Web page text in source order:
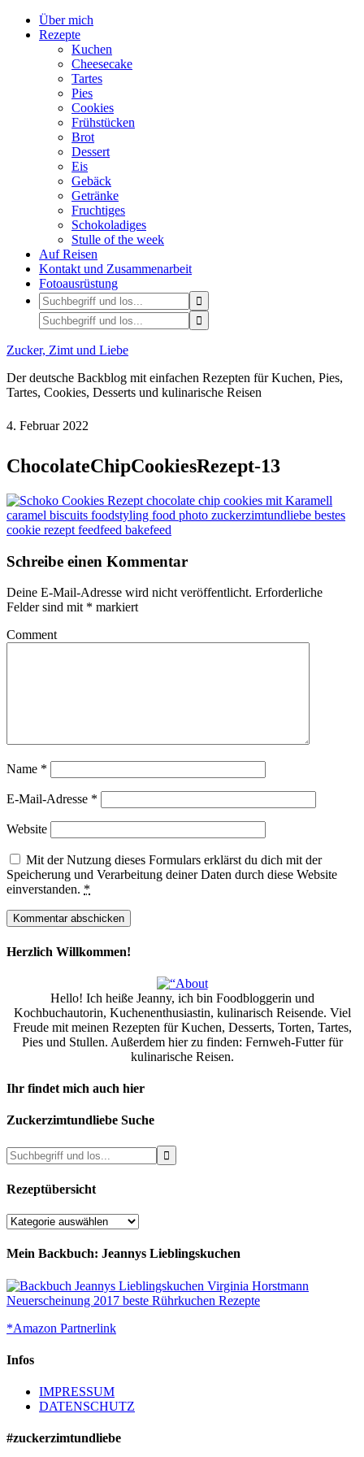
Über mich
Rezepte
Kuchen
Cheesecake
Tartes
Pies
Cookies
Frühstücken
Brot
Dessert
Eis
Gebäck
Getränke
Fruchtiges
Schokoladiges
Stulle of the week
Auf Reisen
Kontakt und Zusammenarbeit
Fotoausrüstung
Zucker, Zimt und Liebe
Der deutsche Backblog mit einfachen Rezepten für Kuchen, Pies,
Tartes, Cookies, Desserts und kulinarische Reisen
4. Februar 2022
ChocolateChipCookiesRezept-13
Schreibe einen Kommentar
Deine E-Mail-Adresse wird nicht veröffentlicht. Erforderliche
Felder sind mit * markiert
Comment
Name *
E-Mail-Adresse *
Website
Mit der Nutzung dieses Formulars erklärst du dich mit der
Speicherung und Verarbeitung deiner Daten durch diese Website
einverstanden. *
Herzlich Willkommen!
Hello! Ich heiße Jeanny, ich bin Foodbloggerin und
Kochbuchautorin, Kuchenenthusiastin, kulinarisch Reisende. Viel
Freude mit meinen Rezepten für Kuchen, Desserts, Torten, Tartes,
Pies und Stullen. Außerdem hier zu finden: Fernweh-Futter für
kulinarische Reisen.
Ihr findet mich auch hier
Zuckerzimtundliebe Suche
Rezeptübersicht
Rezeptübersicht
Mein Backbuch: Jeannys Lieblingskuchen
*Amazon Partnerlink
Infos
IMPRESSUM
DATENSCHUTZ
#zuckerzimtundliebe